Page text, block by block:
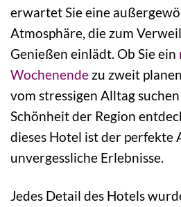
erwartet Sie eine
Atmosphäre, die zum
Genießen einlädt. Ob Sie ein
Wochenende zu zweit
vom stressigen Alltag
Schönheit der Region
dieses Hotel ist der perfekte
unvergessliche Erlebnisse.
Jedes Detail des Hotels